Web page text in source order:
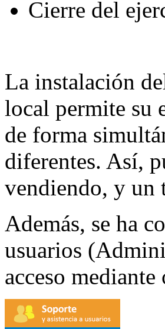
Cierre del
La instalación
local permite su
de forma
diferentes. Así,
vendiendo, y un
Además, se ha
usuarios
acceso mediante